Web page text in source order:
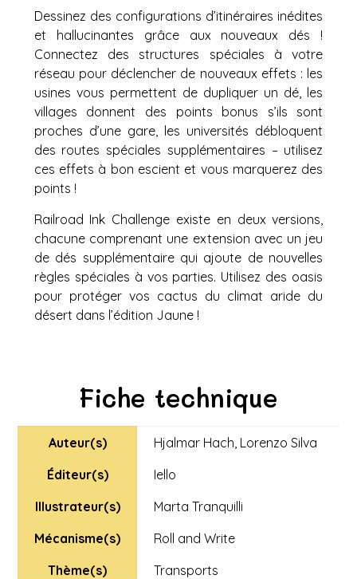
Dessinez des configurations d’itinéraires inédites
et hallucinantes grâce aux nouveaux dés !
Connectez des structures spéciales à votre
réseau pour déclencher de nouveaux effets : les
usines vous permettent de dupliquer un dé, les
villages donnent des points bonus s’ils sont
proches d’une gare, les universités débloquent
des routes spéciales supplémentaires – utilisez
ces effets à bon escient et vous marquerez des
points !
Railroad Ink Challenge existe en deux versions,
chacune comprenant une extension avec un jeu
de dés supplémentaire qui ajoute de nouvelles
règles spéciales à vos parties. Utilisez des oasis
pour protéger vos cactus du climat aride du
désert dans l’édition Jaune !
Fiche technique
Auteur(s) Hjalmar Hach Lorenzo Silva
Éditeur(s)
Iello
Illustrateur(s)
Marta Tranquilli
Mécanisme(s)
Roll and Write
Thème(s)
Transports